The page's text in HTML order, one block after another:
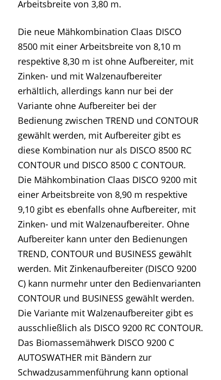
Arbeitsbreite von 3,80 m.
Die neue Mähkombination Claas DISCO
8500 mit einer Arbeitsbreite von 8,10 m
respektive 8,30 m ist ohne Aufbereiter, mit
Zinken- und mit Walzenaufbereiter
erhältlich, allerdings kann nur bei der
Variante ohne Aufbereiter bei der
Bedienung zwischen TREND und CONTOUR
gewählt werden, mit Aufbereiter gibt es
diese Kombination nur als DISCO 8500 RC
CONTOUR und DISCO 8500 C CONTOUR.
Die Mähkombination Claas DISCO 9200 mit
einer Arbeitsbreite von 8,90 m respektive
9,10 gibt es ebenfalls ohne Aufbereiter, mit
Zinken- und mit Walzenaufbereiter. Ohne
Aufbereiter kann unter den Bedienungen
TREND, CONTOUR und BUSINESS gewählt
werden. Mit Zinkenaufbereiter (DISCO 9200
C) kann nurmehr unter den Bedienvarianten
CONTOUR und BUSINESS gewählt werden.
Die Variante mit Walzenaufbereiter gibt es
ausschließlich als DISCO 9200 RC CONTOUR.
Das Biomassemähwerk DISCO 9200 C
AUTOSWATHER mit Bändern zur
Schwadzusammenführung kann optional